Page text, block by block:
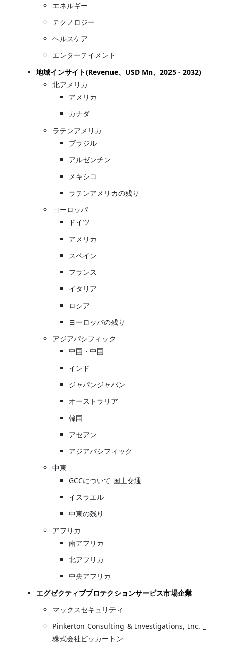
エネルギー
テクノロジー
ヘルスケア
エンターテイメント
地域インサイト(Revenue、USD Mn、2025 - 2032)
北アメリカ
アメリカ
カナダ
ラテンアメリカ
ブラジル
アルゼンチン
メキシコ
ラテンアメリカの残り
ヨーロッパ
ドイツ
アメリカ
スペイン
フランス
イタリア
ロシア
ヨーロッパの残り
アジアパシフィック
中国・中国
インド
ジャパンジャパン
オーストラリア
韓国
アセアン
アジアパシフィック
中東
GCCについて 国土交通
イスラエル
中東の残り
アフリカ
南アフリカ
北アフリカ
中央アフリカ
エグゼクティブプロテクションサービス市場企業
マックスセキュリティ
Pinkerton Consulting & Investigations, Inc. _
株式会社ピッカートン